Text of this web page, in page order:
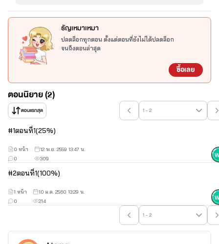
นิสัย  ปากหมา  สิ่งที่ชอบ การขายยา.........
ธัญเหมาเหมา
ปลดล็อกทุกตอน ตั้งแต่ตอนที่ยังไม่ได้ปลดล็อก
จนถึงตอนล่าสุด
ซื้อเลย
ตอนนิยาย (2)
ตอนแรกสุด 1 - 2
#1ตอนที่1(25%)
309
0
0 หน้า 12 พ.ย. 2559 13:47 น.
#2ตอนที่1(100%)
214
0
1 หน้า 10 ม.ค. 2560 13:29 น.
1 - 2